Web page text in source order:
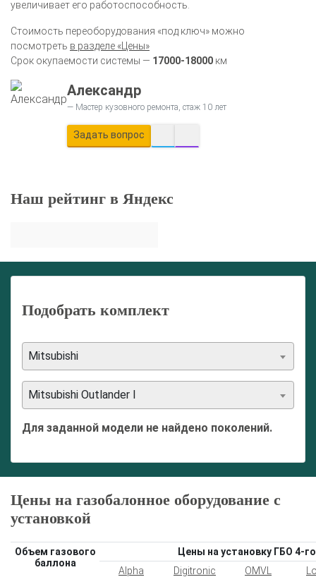
увеличивает его работоспособность.
Стоимость переоборудования «под ключ» можно
посмотреть в разделе «Цены»
Срок окупаемости системы — 17000-18000 км
Александр
Мастер кузовного ремонта, стаж 10 лет
Задать вопрос
Наш рейтинг в Яндекс
Подобрать комплект
Mitsubishi
Mitsubishi Outlander I
Для заданной модели не найдено поколений.
Цены на газобалонное оборудование с
установкой
Объем газового
баллона
Цены на установку ГБО 4-
Alpha
Digitronic OMVL